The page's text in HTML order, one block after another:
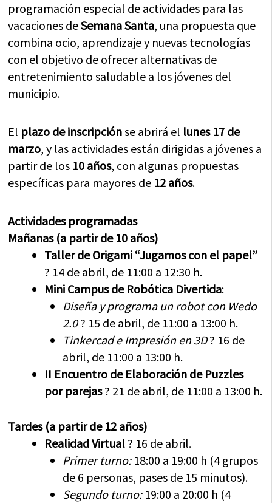
programación especial de actividades para las
vacaciones deSemana Santa, una propuesta que
combina ocio, aprendizaje y nuevas tecnologías
con el objetivo de ofrecer alternativas de
entretenimiento saludable a los jóvenes del
municipio.
El plazo de inscripciónse abrirá el lunes 17 de
marzo, y las actividades están dirigidas a jóvenes a
partir de los 10 años, con algunas propuestas
específicas para mayores de 12 años.
Actividades programadas
Mañanas (a partir de 10 años)
Taller de Origami “Jugamos con el papel”
? 14 de abril, de 11:00 a 12:30 h.
Mini Campus de Robótica Divertida:
Diseña y programa un robot con Wedo
2.0? 15 de abril, de 11:00 a 13:00 h.
Tinkercad e Impresión en 3D? 16 de
abril, de 11:00 a 13:00 h.
II Encuentro de Elaboración de Puzzles
por parejas? 21 de abril, de 11:00 a 13:00 h.
Tardes (a partir de 12 años)
Realidad Virtual ? 16 de abril.
Primer turno:18:00 a 19:00 h (4 grupos
de 6 personas, pases de 15 minutos).
Segundo turno:19:00 a 20:00 h (4